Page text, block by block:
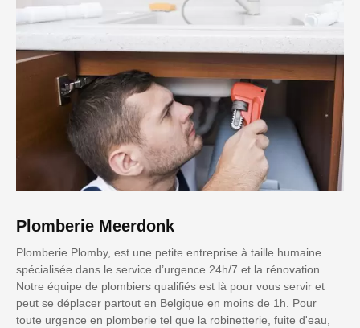
Plomberie Meerdonk
Plomberie Plomby, est une petite entreprise à taille humaine
spécialisée dans le service d’urgence 24h/7 et la rénovation.
Notre équipe de plombiers qualifiés est là pour vous servir et
peut se déplacer partout en Belgique en moins de 1h. Pour
toute urgence en plomberie tel que la robinetterie, fuite d'eau,